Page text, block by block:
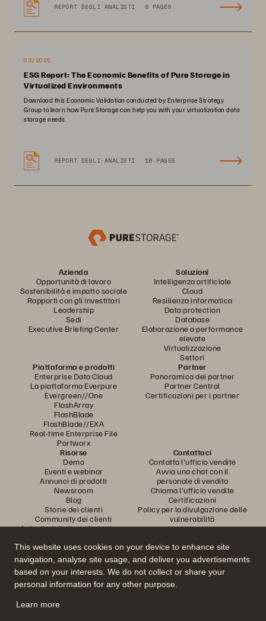
This website uses cookies on your device to enhance site
navigation, analyse site usage, and deliver you advertisements
based on your interests. We do not collect or share your
personal information for any other purpose.
Learn more
REPORT DEGLI ANALISTI 8 PAGES
03/2025
ESG Report: The Economic Benefits of Pure Storage in
Virtualized Environments
Download this Economic Validation conducted by Enterprise Strategy
Group to learn how Pure Storage can help you with your virtualization data
storage needs.
REPORT DEGLI ANALISTI 16 PAGES
Azienda
Opportunità di lavoro
Sostenibilità e impatto sociale
Rapporti con gli investitori
Leadership
Sedi
Executive Briefing Center
Soluzioni
Intelligenza artificiale
Cloud
Resilienza informatica
Data protection
Database
Elaborazione a performance
elevate
Virtualizzazione
Settori
Piattaforma e prodotti
Enterprise Data Cloud
La piattaforma Everpure
Evergreen//One
FlashArray
FlashBlade
FlashBlade//EXA
Real-time Enterprise File
Portworx
Partner
Panoramica dei partner
Partner Central
Certificazioni per i partner
Risorse
Demo
Eventi e webinar
Annunci di prodotti
Newsroom
Blog
Storie dei clienti
Community dei clienti
Articolo della knowledge base
Contattaci
Contatta l'ufficio vendite
Avvia una chat con il
personale di vendita
Chiama l'ufficio vendite
Certificazioni
Policy per la divulgazione delle
vulnerabilità
Partecipa alla conversazione
Segui tutti i canali social ufficiali di Everpure